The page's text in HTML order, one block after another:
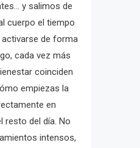
y salimos de
cuerpo el tiempo
de forma
cada vez más
coinciden
empiezas la
en
resto del día. No
intensos,